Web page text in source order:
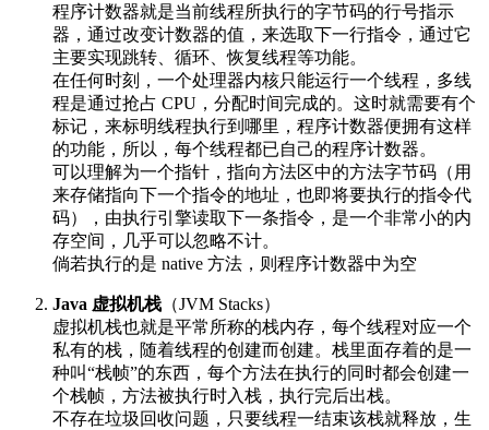
程序计数器就是当前线程所执行的字节码的行号指示
器，通过改变计数器的值，来选取下一行指令，通过它
主要实现跳转、循环、恢复线程等功能。
在任何时刻，一个处理器内核只能运行一个线程，多线
程是通过抢占 CPU，分配时间完成的。这时就需要有个
标记，来标明线程执行到哪里，程序计数器便拥有这样
的功能，所以，每个线程都已自己的程序计数器。
可以理解为一个指针，指向方法区中的方法字节码（用
来存储指向下一个指令的地址，也即将要执行的指令代
码），由执行引擎读取下一条指令，是一个非常小的内
存空间，几乎可以忽略不计。
倘若执行的是 native 方法，则程序计数器中为空
Java 虚拟机栈 （JVM Stacks）
虚拟机栈也就是平常所称的栈内存，每个线程对应一个
私有的栈，随着线程的创建而创建。栈里面存着的是一
种叫“栈帧”的东西，每个方法在执行的同时都会创建一
个栈帧，方法被执行时入栈，执行完后出栈。
不存在垃圾回收问题，只要线程一结束该栈就释放，生